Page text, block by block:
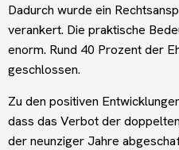
Dadurch wurde ein
verankert. Die praktische
enorm. Rund 40 Prozent der
geschlossen.
Zu den positiven
dass das Verbot der
der neunziger Jahre